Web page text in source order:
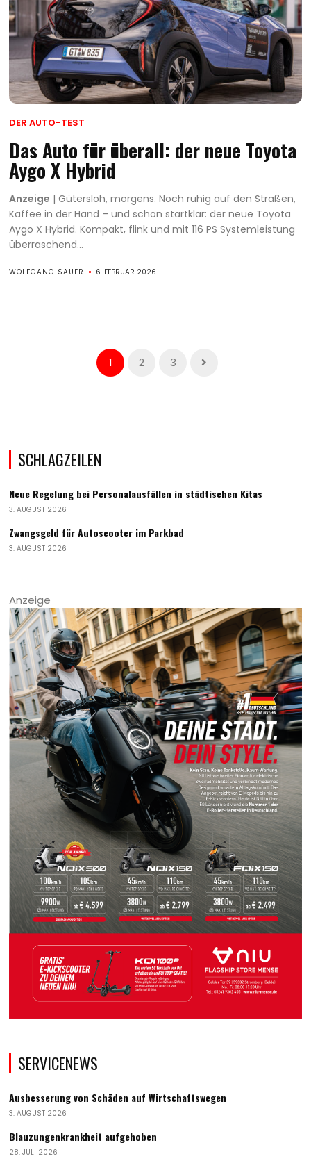
DER AUTO-TEST
Das Auto für überall: der neue Toyota
Aygo X Hybrid
Anzeige | Gütersloh, morgens. Noch ruhig auf den Straßen,
Kaffee in der Hand – und schon startklar: der neue Toyota
Aygo X Hybrid. Kompakt, flink und mit 116 PS Systemleistung
überraschend...
WOLFGANG SAUER 6. FEBRUAR 2026
1 2 3
SCHLAGZEILEN
Neue Regelung bei Personalausfällen in städtischen Kitas
3. AUGUST 2026
Zwangsgeld für Autoscooter im Parkbad
3. AUGUST 2026
Anzeige
SERVICENEWS
Ausbesserung von Schäden auf Wirtschaftswegen
3. AUGUST 2026
Blauzungenkrankheit aufgehoben
28. JULI 2026